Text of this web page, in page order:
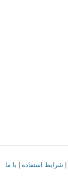
شرایط استفاده
با ما